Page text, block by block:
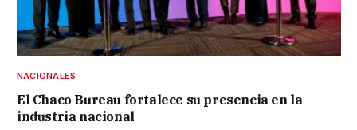
NACIONALES
El Chaco Bureau fortalece su presencia en la
industria nacional